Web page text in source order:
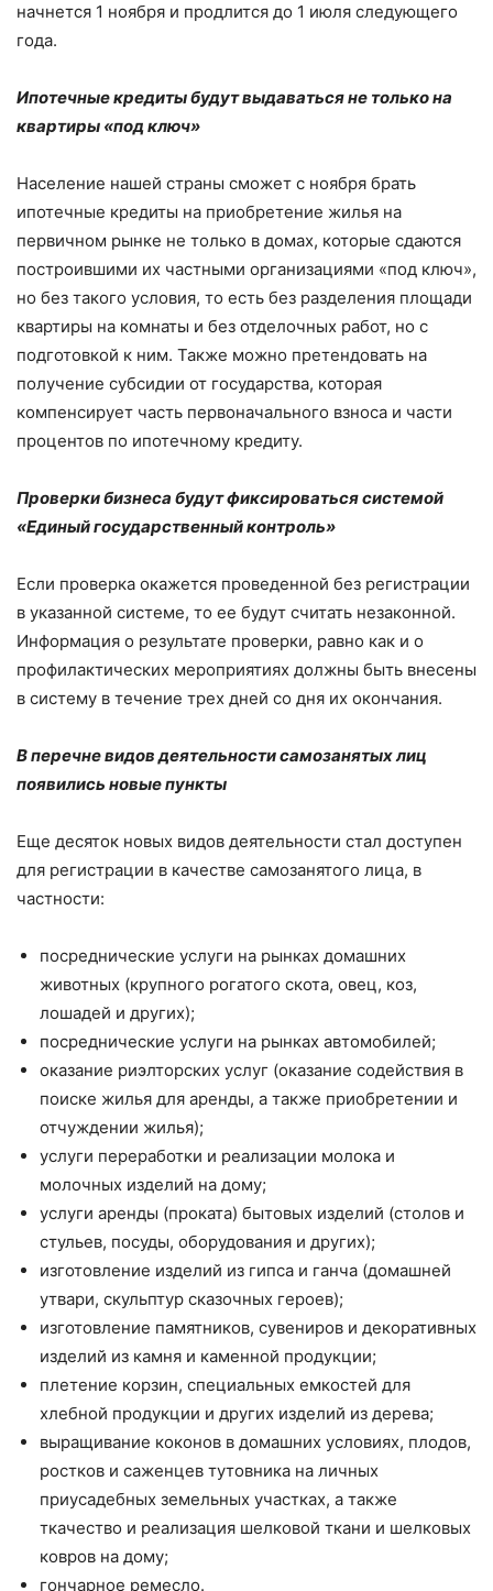
начнется 1 ноября и продлится до 1 июля следующего
года.
Ипотечные кредиты будут выдаваться не только на
квартиры «под ключ»
Население нашей страны сможет с ноября брать
ипотечные кредиты на приобретение жилья на
первичном рынке не только в домах, которые сдаются
построившими их частными организациями «под ключ»,
но без такого условия, то есть без разделения площади
квартиры на комнаты и без отделочных работ, но с
подготовкой к ним. Также можно претендовать на
получение субсидии от государства, которая
компенсирует часть первоначального взноса и части
процентов по ипотечному кредиту.
Проверки бизнеса будут фиксироваться системой
«Единый государственный контроль»
Если проверка окажется проведенной без регистрации
в указанной системе, то ее будут считать незаконной.
Информация о результате проверки, равно как и о
профилактических мероприятиях должны быть внесены
в систему в течение трех дней со дня их окончания.
В перечне видов деятельности самозанятых лиц
появились новые пункты
Еще десяток новых видов деятельности стал доступен
для регистрации в качестве самозанятого лица, в
частности:
посреднические услуги на рынках домашних
животных (крупного рогатого скота, овец, коз,
лошадей и других);
посреднические услуги на рынках автомобилей;
оказание риэлторских услуг (оказание содействия в
поиске жилья для аренды, а также приобретении и
отчуждении жилья);
услуги переработки и реализации молока и
молочных изделий на дому;
услуги аренды (проката) бытовых изделий (столов и
стульев, посуды, оборудования и других);
изготовление изделий из гипса и ганча (домашней
утвари, скульптур сказочных героев);
изготовление памятников, сувениров и декоративных
изделий из камня и каменной продукции;
плетение корзин, специальных емкостей для
хлебной продукции и других изделий из дерева;
выращивание коконов в домашних условиях, плодов,
ростков и саженцев тутовника на личных
приусадебных земельных участках, а также
ткачество и реализация шелковой ткани и шелковых
ковров на дому;
гончарное ремесло.